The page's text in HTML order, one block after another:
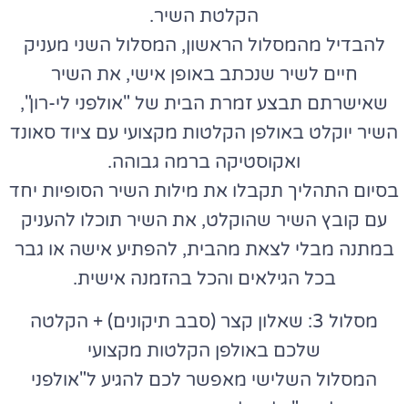
הקלטת השיר.
להבדיל מהמסלול הראשון, המסלול השני מעניק
חיים לשיר שנכתב באופן אישי, את השיר
שאישרתם תבצע זמרת הבית של "אולפני לי-רון",
השיר יוקלט באולפן הקלטות מקצועי עם ציוד סאונד
ואקוסטיקה ברמה גבוהה.
בסיום התהליך תקבלו את מילות השיר הסופיות יחד
עם קובץ השיר שהוקלט, את השיר תוכלו להעניק
במתנה מבלי לצאת מהבית, להפתיע אישה או גבר
בכל הגילאים והכל בהזמנה אישית.
מסלול 3: שאלון קצר (סבב תיקונים) + הקלטה
שלכם באולפן הקלטות מקצועי
המסלול השלישי מאפשר לכם להגיע ל"אולפני